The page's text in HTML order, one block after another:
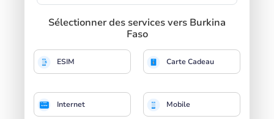
Sélectionner des services vers Burkina
Faso
ESIM Carte Cadeau
Internet Mobile